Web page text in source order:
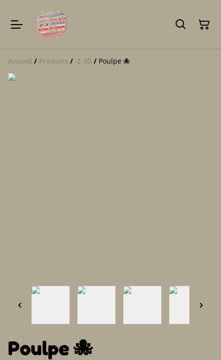
Accueil / Produits / Z 3D / Poulpe 🐙
Poulpe 🐙